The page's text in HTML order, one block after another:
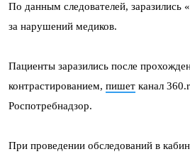
По данным следователей, заразились
за нарушений медиков.
Пациенты заразились после
контрастированием, пишет канал
Роспотребнадзор.
При проведении обследований в